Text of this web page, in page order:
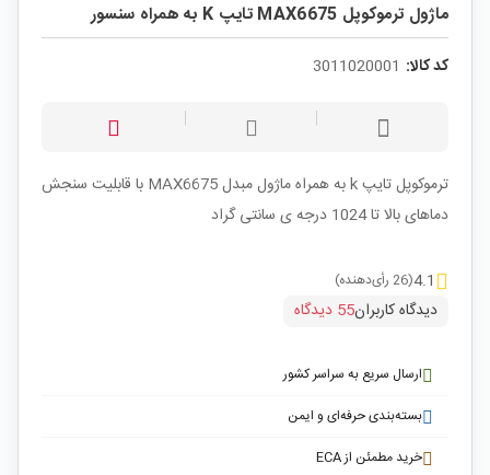
ماژول ترموکوپل MAX6675 تایپ K به همراه سنسور
کد کالا: 3011020001
ترموکوپل تایپk
به همراه ماژول مبدل MAX6675 با قابلیت سنجش
دماهای بالا تا 1024 درجه ی سانتی گراد
4.1(26 رأی‌دهنده)
دیدگاه کاربران55 دیدگاه
ارسال سریع به سراسر کشور
بسته‌بندی حرفه‌ای و ایمن
خرید مطمئن از ECA